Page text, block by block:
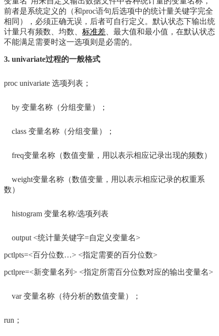
前者是系统定义的（和proc语句后选项中的统计量关键字完全
相同），必须正确无误，后者可自行定义。默认状态下输出统
计量只有频数、均数、 标准差 、最大值和最小值，在默认状态
不能满足需要时这一选项则是必需的。
3. univariate过程的一般格式
proc univariate 选项列表；
by 变量名称（分组变量）；
class 变量名称（分组变量）；
freq变量名称（数值变量，用以表示相应记录出现的频数）
weight变量名称（数值变量，用以表示相应记录的权重系
数）
histogram 变量名称/选项列表
output <统计量关键字=自定义变量名>
pctlpts=<百分位数…> <指定需要的百分位数>
pctlpre=<新变量名列> <指定所需百分位数对应的输出变量名>
var 变量名称（待分析的数值变量）；
run；